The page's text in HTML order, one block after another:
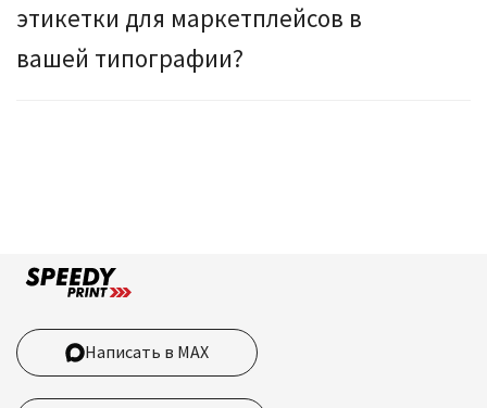
этикетки для маркетплейсов в
вашей типографии?
Написать в MAX